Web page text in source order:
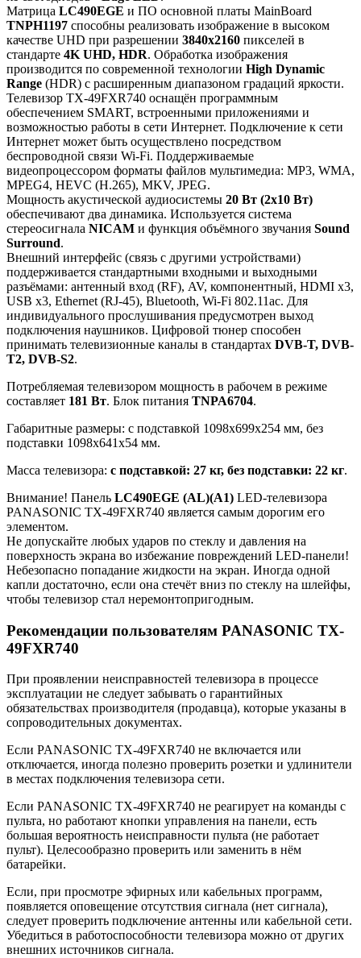
Матрица LC490EGE и ПО основной платы MainBoard
TNPH1197 способны реализовать изображение в высоком
качестве UHD при разрешении 3840x2160 пикселей в
стандарте 4K UHD, HDR. Обработка изображения
производится по современной технологии High Dynamic
Range (HDR) с расширенным диапазоном градаций яркости.
Телевизор TX-49FXR740 оснащён программным
обеспечением SMART, встроенными приложениями и
возможностью работы в сети Интернет. Подключение к сети
Интернет может быть осуществлено посредством
беспроводной связи Wi-Fi. Поддерживаемые
видеопроцессором форматы файлов мультимедиа: MP3, WMA,
MPEG4, HEVC (H.265), MKV, JPEG.
Мощность акустической аудиосистемы 20 Вт (2х10 Вт)
обеспечивают два динамика. Используется система
стереосигнала NICAM и функция объёмного звучания Sound
Surround.
Внешний интерфейс (связь с другими устройствами)
поддерживается стандартными входными и выходными
разъёмами: антенный вход (RF), AV, компонентный, HDMI x3,
USB x3, Ethernet (RJ-45), Bluetooth, Wi-Fi 802.11ac. Для
индивидуального прослушивания предусмотрен выход
подключения наушников. Цифровой тюнер способен
принимать телевизионные каналы в стандартах DVB-T, DVB-
T2, DVB-S2.
Потребляемая телевизором мощность в рабочем в режиме
составляет 181 Вт. Блок питания TNPA6704.
Габаритные размеры: с подставкой 1098x699x254 мм, без
подставки 1098x641x54 мм.
Масса телевизора: с подставкой: 27 кг, без подставки: 22 кг.
Внимание! Панель LC490EGE (AL)(A1) LED-телевизора
PANASONIC TX-49FXR740 является самым дорогим его
элементом.
Не допускайте любых ударов по стеклу и давления на
поверхность экрана во избежание повреждений LED-панели!
Небезопасно попадание жидкости на экран. Иногда одной
капли достаточно, если она стечёт вниз по стеклу на шлейфы,
чтобы телевизор стал неремонтопригодным.
Рекомендации пользователям PANASONIC TX-
49FXR740
При проявлении неисправностей телевизора в процессе
эксплуатации не следует забывать о гарантийных
обязательствах производителя (продавца), которые указаны в
сопроводительных документах.
Если PANASONIC TX-49FXR740 не включается или
отключается, иногда полезно проверить розетки и удлинители
в местах подключения телевизора сети.
Если PANASONIC TX-49FXR740 не реагирует на команды с
пульта, но работают кнопки управления на панели, есть
большая вероятность неисправности пульта (не работает
пульт). Целесообразно проверить или заменить в нём
батарейки.
Если, при просмотре эфирных или кабельных программ,
появляется оповещение отсутствия сигнала (нет сигнала),
следует проверить подключение антенны или кабельной сети.
Убедиться в работоспособности телевизора можно от других
внешних источников сигнала.